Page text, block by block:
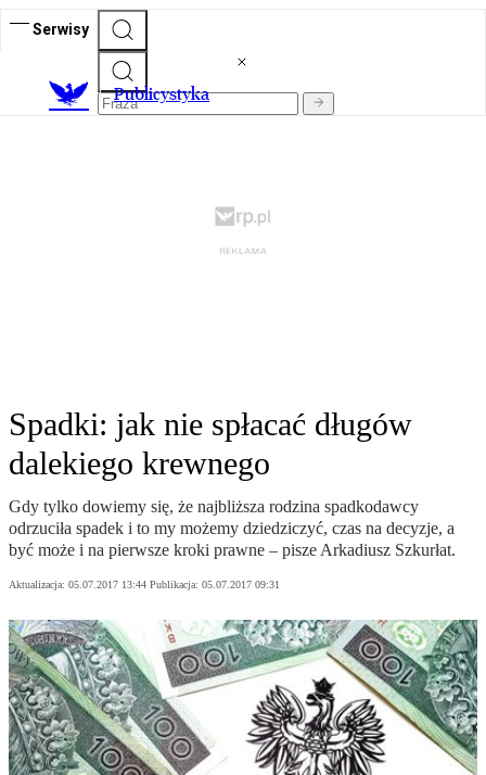
Serwisy
Publicystyka
Spadki: jak nie spłacać długów
dalekiego krewnego
Gdy tylko dowiemy się, że najbliższa rodzina spadkodawcy
odrzuciła spadek i to my możemy dziedziczyć, czas na decyzje, a
być może i na pierwsze kroki prawne – pisze Arkadiusz Szkurłat.
Aktualizacja: 05.07.2017 13:44 Publikacja: 05.07.2017 09:31